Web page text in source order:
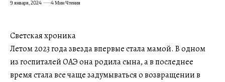
9 января, 2024 4 Мин Чтения
Светская хроника
Летом 2023 года звезда впервые стала мамой. В одном
из госпиталей ОАЭ она родила сына, а в последнее
время стала все чаще задумываться о возвращении в